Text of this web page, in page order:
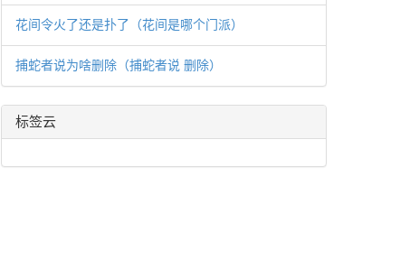
花间令火了还是扑了（花间是哪个门派）
捕蛇者说为啥删除（捕蛇者说 删除）
标签云